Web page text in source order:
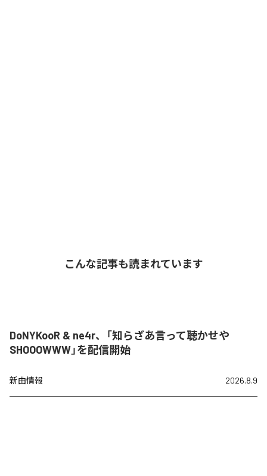
こんな記事も読まれています
DoNYKooR & ne4r、「知らざあ言って聴かせや
SHOOOWWW」を配信開始
新曲情報 2026.8.9